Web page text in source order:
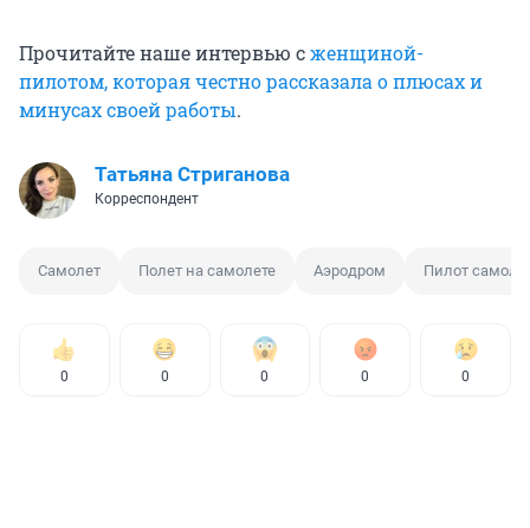
Прочитайте наше интервью сженщиной-
пилотом, которая честно рассказала о плюсах и
минусах своей работы.
Татьяна Стриганова
Корреспондент
Самолет Полет на самолете Аэродром Пилот
0 0 0 0 0